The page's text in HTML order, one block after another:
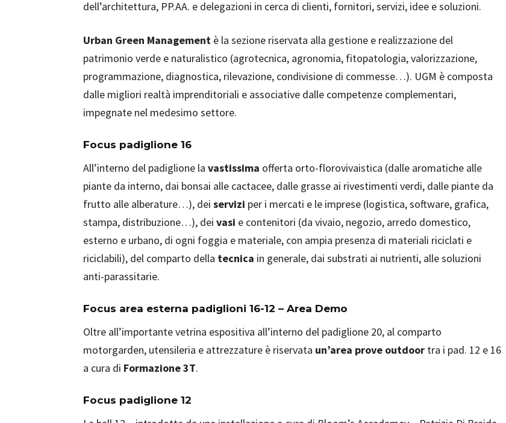
dell’architettura, PP.AA. e delegazioni in cerca di clienti, fornitori, servizi, idee e soluzioni.
Urban Green Management è la sezione riservata alla gestione e realizzazione del
patrimonio verde e naturalistico (agrotecnica, agronomia, fitopatologia, valorizzazione,
programmazione, diagnostica, rilevazione, condivisione di commesse…). UGM è composta
dalle migliori realtà imprenditoriali e associative dalle competenze complementari,
impegnate nel medesimo settore.
Focus padiglione 16
All’interno del padiglione la vastissima offerta orto-florovivaistica (dalle aromatiche alle
piante da interno, dai bonsai alle cactacee, dalle grasse ai rivestimenti verdi, dalle piante da
frutto alle alberature…), dei servizi per i mercati e le imprese (logistica, software, grafica,
stampa, distribuzione…), dei vasi e contenitori (da vivaio, negozio, arredo domestico,
esterno e urbano, di ogni foggia e materiale, con ampia presenza di materiali riciclati e
riciclabili), del comparto della tecnica in generale, dai substrati ai nutrienti, alle soluzioni
anti-parassitarie.
Focus area esterna padiglioni 16-12 – Area Demo
Oltre all’importante vetrina espositiva all’interno del padiglione 20, al comparto
motorgarden, utensileria e attrezzature è riservata un’area prove outdoor tra i pad. 12 e 16
a cura di Formazione 3T.
Focus padiglione 12